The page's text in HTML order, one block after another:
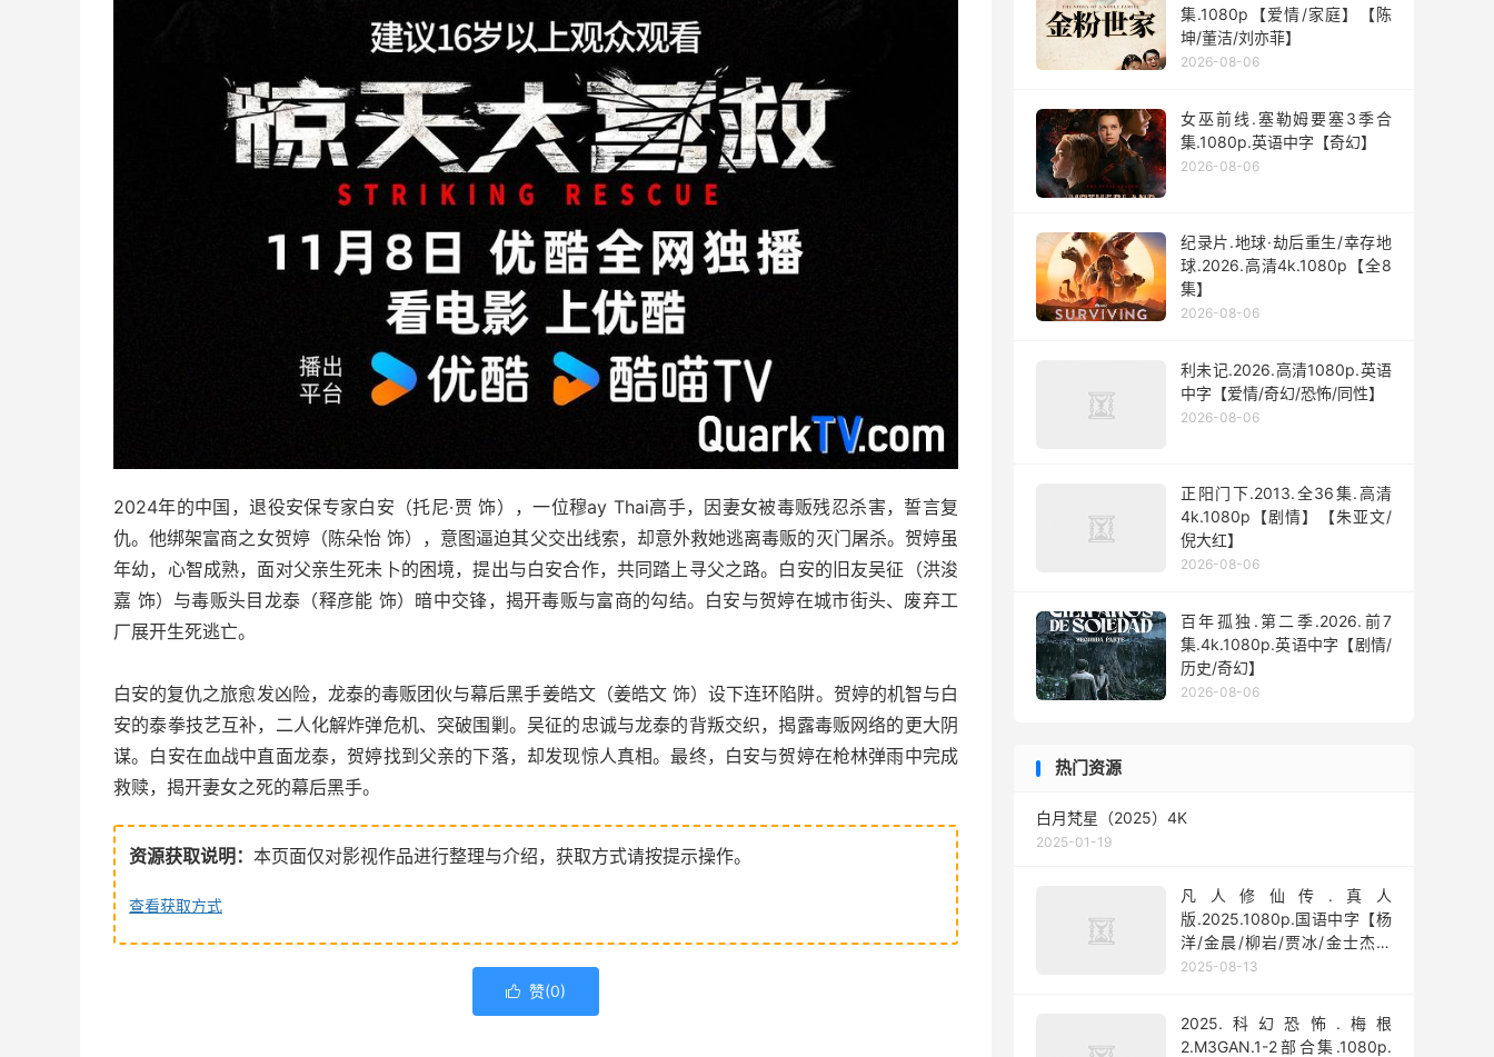
2024年的中国，退役安保专家白安（托尼·贾 饰），一位穆ay Thai高手，因妻女被毒贩残忍杀害，誓言复
仇。他绑架富商之女贺婷（陈朵怡 饰），意图逼迫其父交出线索，却意外救她逃离毒贩的灭门屠杀。贺婷虽
年幼，心智成熟，面对父亲生死未卜的困境，提出与白安合作，共同踏上寻父之路。白安的旧友吴征（洪浚
嘉 饰）与毒贩头目龙泰（释彦能 饰）暗中交锋，揭开毒贩与富商的勾结。白安与贺婷在城市街头、废弃工
厂展开生死逃亡。
白安的复仇之旅愈发凶险，龙泰的毒贩团伙与幕后黑手姜皓文（姜皓文 饰）设下连环陷阱。贺婷的机智与白
安的泰拳技艺互补，二人化解炸弹危机、突破围剿。吴征的忠诚与龙泰的背叛交织，揭露毒贩网络的更大阴
谋。白安在血战中直面龙泰，贺婷找到父亲的下落，却发现惊人真相。最终，白安与贺婷在枪林弹雨中完成
救赎，揭开妻女之死的幕后黑手。
资源获取说明： 本页面仅对影视作品进行整理与介绍，获取方式请按提示操作。
查看获取方式
 赞(0)
集.1080p【爱情/家庭】【陈
坤/董洁/刘亦菲】
2026-08-06
女巫前线.塞勒姆要塞3季合
集.1080p.英语中字【奇幻】
2026-08-06
纪录片.地球·劫后重生/幸存地
球.2026.高清4k.1080p【全8
集】
2026-08-06
利未记.2026.高清1080p.英语
中字【爱情/奇幻/恐怖/同性】
2026-08-06
正阳门下.2013.全36集.高清
4k.1080p【剧情】【朱亚文/
倪大红】
2026-08-06
百年孤独.第二季.2026.前7
集.4k.1080p.英语中字【剧情/
历史/奇幻】
2026-08-06
热门资源
白月梵星（2025）4K
2025-01-19
凡人修仙传.真人
版.2025.1080p.国语中字【杨
洋/金晨/柳岩/贾冰/金士杰】
【全30集】
2025-08-13
2025.科幻恐怖.梅根
2.M3GAN.1-2部合集.1080p.